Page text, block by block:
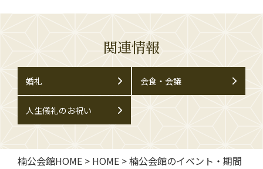
関連情報
婚礼 会食・会議
人生儀礼のお祝い
楠公会館HOME > HOME >楠公会館のイベント・期間